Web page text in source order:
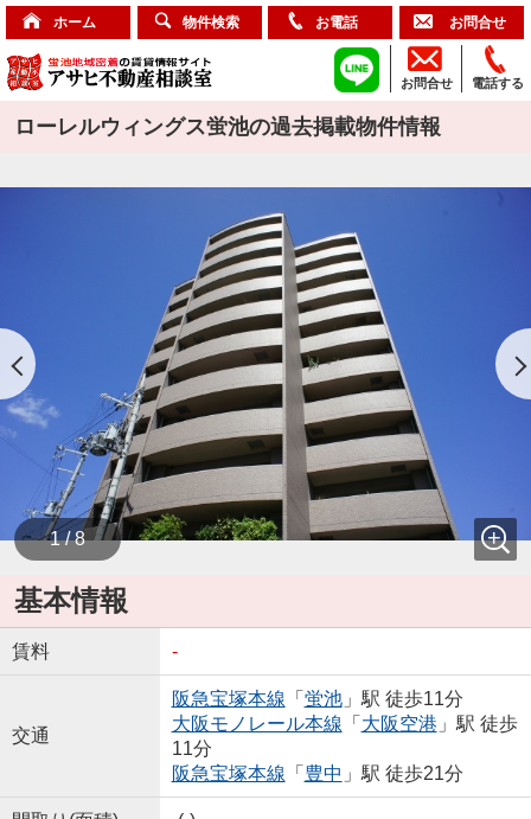
ホーム 物件検索 お電話 お問合せ
電話する
お問合せ
ローレルウィングス蛍池の過去掲載物件情報
1 / 8
基本情報
賃料 -
交通
阪急宝塚本線 「 蛍池」駅 徒歩11分
大阪モノレール本線 「 大阪空港 」駅 徒歩
11分
阪急宝塚本線 「 豊中 」駅 徒歩21分